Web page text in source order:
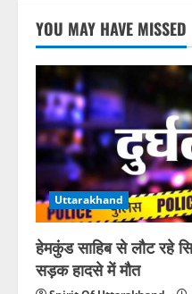
YOU MAY HAVE MISSED
Uttarakhand
हेमकुंड साहिब से लौट रहे
सड़क हादसे में मौत